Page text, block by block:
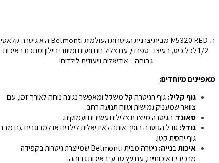
ה-M5320 RED מבית יצרנית הגיטרות העולמית Belmonti היא גיטרה קלאסית
1/2 לכל כיס, בעיצוב ספרדי, עם צליל חם ונעים ומיתרי ניילון ומתכת באיכות
גבוהה – אידיאלית וייעודית לילדים!
מאפיינים מיוחדים:
גוף קליל:גוף הגיטרה קל משקל ומאפשר נגינה נוחה לאורך זמן, עם
צוואר שמעניק גמישות וטווח תנועה רחב.
סאונד:הגיטרה מייצרת צלילים עשירים ועמוקים.
גודל:גודל הגיטרה הופך אותה לאידיאלית לילדים או למבוגרים עם מבנה
גוף יחסית קטן.
איכות בנייה:
גיטרה מבית Belmonti שמייצרת גיטרות בקפידה
מרכיבים איכותיים, עם עץ טבעי באיכות גבוהה.